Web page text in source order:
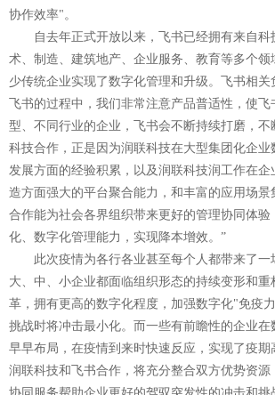
协作效率"。
自去年正式开放以来，飞书已经拥有来自
术、制造、建筑地产、企业服务、教育等多个领
少传统企业实现了数字化管理和升级。飞书相
飞书的过程中，我们非常注意产品普适性，使
型、不同行业的企业，飞书会不断持续打磨，不
科技合作，正是因为润联科技在大型集团化企
发展方面的经验积累，以及润联科技润工作在企
造方面强大的平台聚合能力，和丰富的应用场景
合作能为社会各界组织带来更好的管理协同体
化、数字化管理能力，实现降本增效。”
此次疫情为各行各业甚至每个人都带来了一
大、中、小企业都面临组织形态的持续变形和
革，拥有更高的数字化程度，加强数字化"免疫
挑战时将冲击最小化。而一些有前瞻性的企业在
早早布局，在疫情到来时快速反应，实现了疫期
润联科技和飞书合作，将充分整合双方优势资